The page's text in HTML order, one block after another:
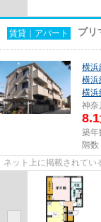
賃貸｜アパート プリ
横浜
横浜
横浜
神奈
8.1
築年
階数
ネット上に掲載されてい